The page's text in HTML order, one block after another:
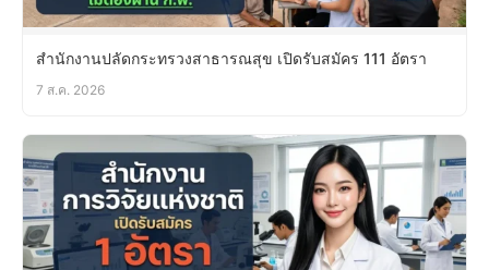
สำนักงานปลัดกระทรวงสาธารณสุข เปิดรับสมัคร 111 อัตรา
7 ส.ค. 2026